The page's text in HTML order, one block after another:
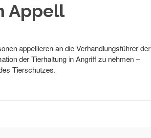
Appell
appellieren an dieVerhandlungsführer der
der Tierhaltung in Angriff zu nehmen –
Tierschutzes.